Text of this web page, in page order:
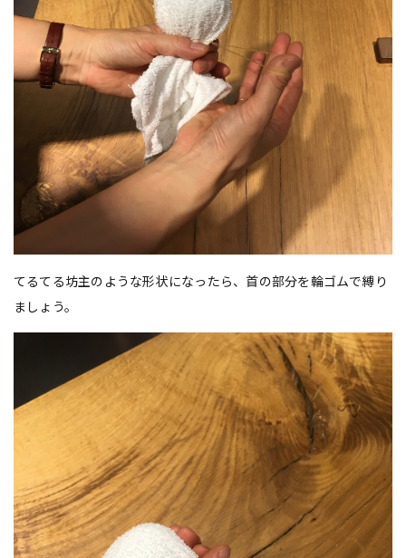
てるてる坊主のような形状になったら、首の部分を輪ゴムで縛り
ましょう。